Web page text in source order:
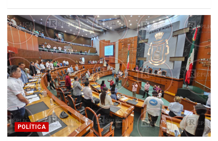
POLÍTICA